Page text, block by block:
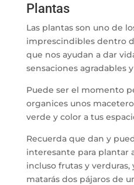
Plantas
Las plantas son uno de
imprescindibles dentro
que nos ayudan a dar
sensaciones agradables
Puede ser el momento
organices unos
verde y color a tus
Recuerda que dan y
interesante para plantar
incluso frutas y
matarás dos pájaros de